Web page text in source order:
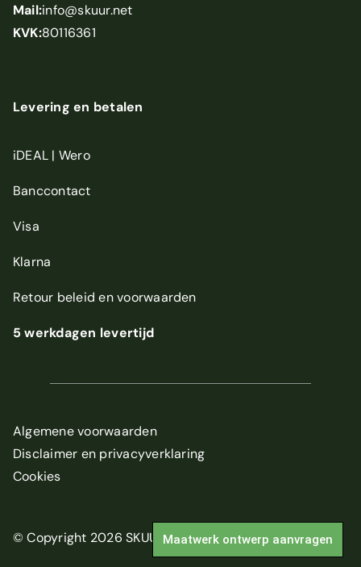
Mail:info@skuur.net
KVK:80116361
Levering en betalen
iDEAL | Wero
Banccontact
Visa
Klarna
Retour beleid envoorwaarden
5 werkdagen levertijd
Algemene voorwaarden
Disclaimer en privacyverklaring
Cookies
© Copyright 2026 SKUURMaatwerk ontwerp aanvragen